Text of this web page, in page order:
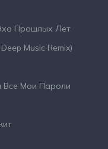
Прошлых Лет
Music Remix)
Все Мои Пароли